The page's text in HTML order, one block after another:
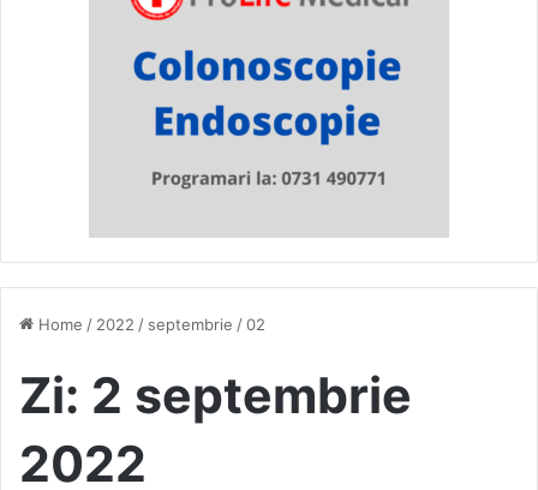
Home / 2022 / septembrie /02
Zi: 2 septembrie
2022